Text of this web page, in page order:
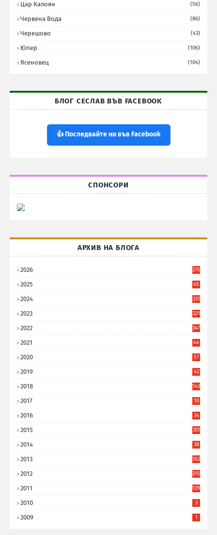
Цар Калоян (56)
Червена Вода (86)
Черешово (43)
Юпер (106)
Ясеновец (104)
БЛОГ СЕСЛАВ ВЪВ FACEBOOK
👍 Последвайте ни във Facebook
СПОНСОРИ
АРХИВ НА БЛОГА
2026 275
2025
45
2024 331
2023 321
2022 347
2021
44
2020
57
2019
42
2018 143
2017
10
2016
34
2015 351
2014
38
2013 162
2012 315
2011 129
2010 3
2009 1